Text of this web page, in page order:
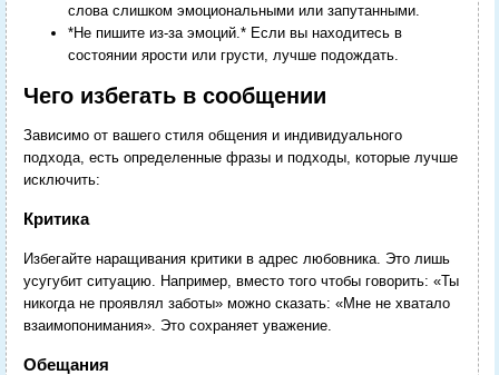
слова слишком эмоциональными или запутанными.
*Не пишите из-за эмоций.* Если вы находитесь в
состоянии ярости или грусти, лучше подождать.
Чего избегать в сообщении
Зависимо от вашего стиля общения и индивидуального
подхода, есть определенные фразы и подходы, которые лучше
исключить:
Критика
Избегайте наращивания критики в адрес любовника. Это лишь
усугубит ситуацию. Например, вместо того чтобы говорить: «Ты
никогда не проявлял заботы» можно сказать: «Мне не хватало
взаимопонимания». Это сохраняет уважение.
Обещания